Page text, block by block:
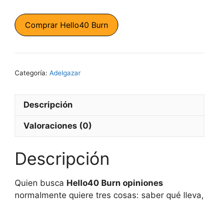
era:
es:
Comprar Hello40 Burn
Categoría: Adelgazar
Descripción
Valoraciones (0)
Descripción
Quien busca Hello40 Burn opiniones
normalmente quiere tres cosas: saber qué lleva,